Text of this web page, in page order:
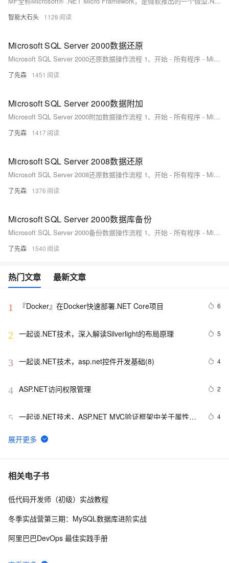
智能大石头 1128
Microsoft SQL Server 2000数据还原
Microsoft SQL Server 2000还原数据操作流程 1、开始 - 所有程序 - Microsoft SQL Server - 企业管理器（如图1-1）。
了先森 1451
Microsoft SQL Server 2000数据附加
Microsoft SQL Server 2000附加数据操作流程 1、开始 - 所有程序 - Microsoft SQL Server - 企业管理器（如图1-1）。
了先森 1417
Microsoft SQL Server 2008数据还原
Microsoft SQL Server 2008还原数据操作流程 1、开始 - 所有程序 - Microsoft SQL Server 2008 R2 - SQL Server Management Studio（如图1-1）。
了先森 1376
Microsoft SQL Server 2000数据库备份
Microsoft SQL Server 2000备份数据操作流程 1、开始 - 所有程序 - Microsoft SQL Server - 企业管理器（如图1-1）。
了先森 1540
热门文章 最新文章
1 『Docker』在Docker快速部署.NET Core项目 6
2 一起谈.NET技术，深入解读Silverlight的布局原理 5
3 一起谈.NET技术，asp.net控件开发基础(8) 4
4 ASP.NET访问权限管理 2
5 一起谈.NET技术，ASP.NET MVC验证框架中关于属性标
4
6 .NET设计模式（12）：外观模式（Façade Pattern）
7 Net设计模式实例之解释器模式（Interpreter Pattern）
8 Asp.Net MVC5入门学习系列④
相关电子书
低代码开发师（初级）实战教程
冬季实战营第三期：MySQL数据库进阶实战
阿里巴巴DevOps 最佳实践手册